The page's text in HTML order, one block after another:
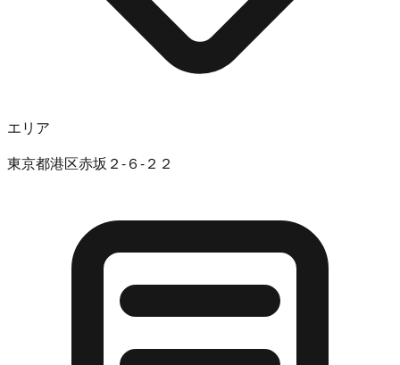
エリア
東京都港区赤坂２-６-２２